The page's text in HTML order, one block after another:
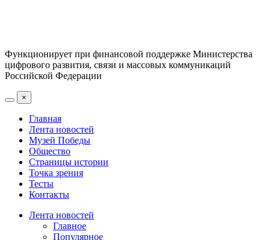
Функционирует при финансовой поддержке Министерства
цифрового развития, связи и массовых коммуникаций
Российской Федерации
×
Главная
Лента новостей
Музей Победы
Общество
Страницы истории
Точка зрения
Тесты
Контакты
Лента новостей
Главное
Популярное